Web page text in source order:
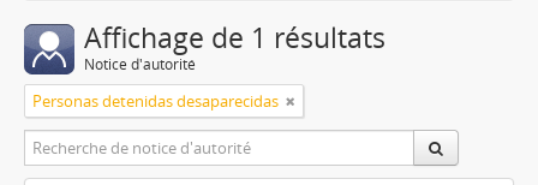
Affichage de 1 résultats
Notice d'autorité
Personas detenidas desaparecidas